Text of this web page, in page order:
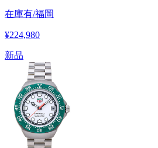
在庫有/福岡
¥224,980
新品